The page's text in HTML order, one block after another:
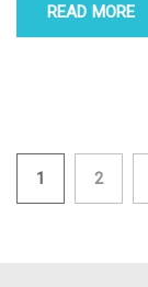
READ MORE
1 2